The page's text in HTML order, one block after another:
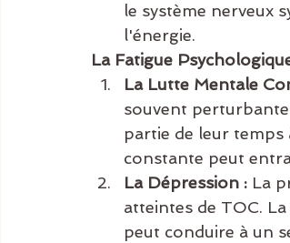
le système nerveux
l'énergie.
La Fatigue
La Lutte Mentale
souvent
partie de leur
constante peut
La Dépression : La
atteintes de TOC.
peut conduire à un